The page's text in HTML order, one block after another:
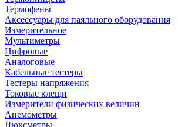
Термофены
Аксессуары для паяльного оборудования
Измерительное
Мультиметры
Цифровые
Аналоговые
Кабельные тестеры
Тестеры напряжения
Токовые клещи
Измерители физических величин
Анемометры
Люксметры